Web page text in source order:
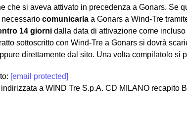
che si aveva attivato in precedenza a Gonars. Se
comunicarla a Gonars a Wind-Tre
14 giorni dalla data di attivazione come
sottoscritto con Wind-Tre a Gonars si dovrà
direttamente dal sito. Una volta compilatolo si
[email protected]
a WIND Tre S.p.A. CD MILANO recapito